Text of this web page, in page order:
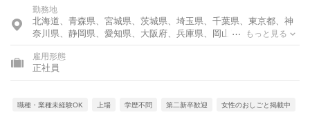
勤務地
北海道、青森県、宮城県、茨城県、埼玉県、千葉県、東京都、神
奈川県、静岡県、愛知県、大阪府、兵庫県、岡山県、福岡県、佐
賀県、長崎県、宮崎県、鹿児島県
もっと見る
雇用形態
正社員
職種・業種未経験OK 上場 学歴不問 第二新卒歓迎 女性のおしごと掲載中